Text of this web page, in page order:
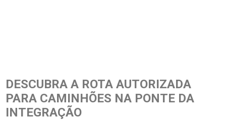
DESCUBRA A ROTA AUTORIZADA
PARA CAMINHÕES NA PONTE DA
INTEGRAÇÃO